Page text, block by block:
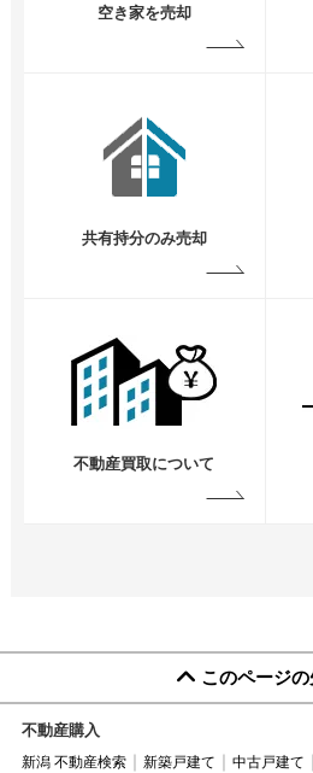
空き家を売却
共有持分のみ売却
不動産買取について
このページ
不動産購入
新潟 不動産検索 新築戸建て 中古戸建て